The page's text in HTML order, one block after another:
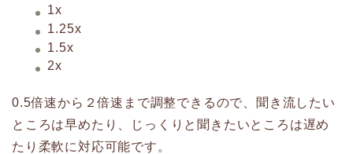
1x
1.25x
1.5x
2x
0.5倍速から２倍速まで調整できるので、聞き流したい
ところは早めたり、じっくりと聞きたいところは遅め
たり柔軟に対応可能です。